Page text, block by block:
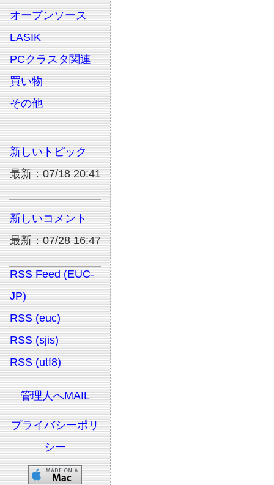
オープンソース
LASIK
PCクラスタ関連
買い物
その他
新しいトピック
最新：07/18 20:41
新しいコメント
最新：07/28 16:47
RSS Feed (EUC-
JP)
RSS (euc)
RSS (sjis)
RSS (utf8)
管理人へMAIL
プライバシーポリ
シー